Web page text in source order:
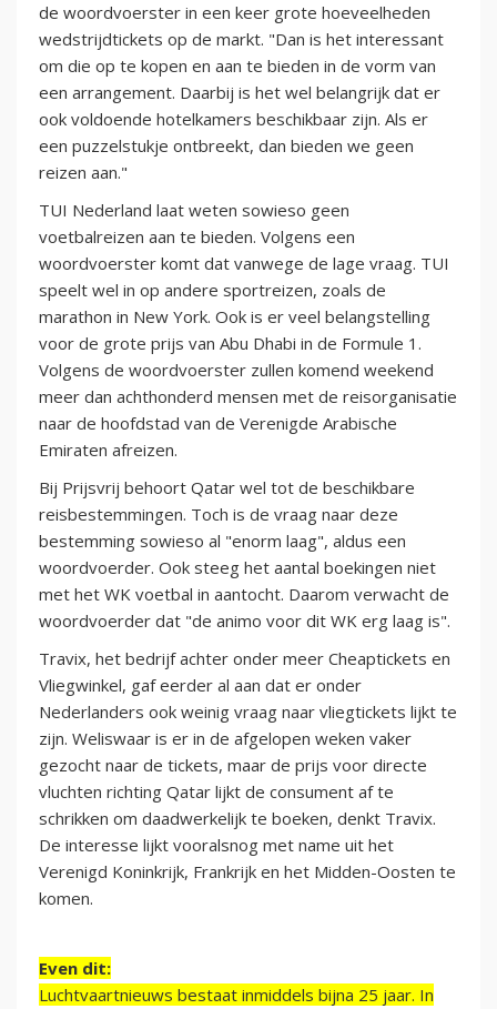
de woordvoerster in een keer grote hoeveelheden
wedstrijdtickets op de markt. "Dan is het interessant
om die op te kopen en aan te bieden in de vorm van
een arrangement. Daarbij is het wel belangrijk dat er
ook voldoende hotelkamers beschikbaar zijn. Als er
een puzzelstukje ontbreekt, dan bieden we geen
reizen aan."
TUI Nederland laat weten sowieso geen
voetbalreizen aan te bieden. Volgens een
woordvoerster komt dat vanwege de lage vraag. TUI
speelt wel in op andere sportreizen, zoals de
marathon in New York. Ook is er veel belangstelling
voor de grote prijs van Abu Dhabi in de Formule 1.
Volgens de woordvoerster zullen komend weekend
meer dan achthonderd mensen met de reisorganisatie
naar de hoofdstad van de Verenigde Arabische
Emiraten afreizen.
Bij Prijsvrij behoort Qatar wel tot de beschikbare
reisbestemmingen. Toch is de vraag naar deze
bestemming sowieso al "enorm laag", aldus een
woordvoerder. Ook steeg het aantal boekingen niet
met het WK voetbal in aantocht. Daarom verwacht de
woordvoerder dat "de animo voor dit WK erg laag is".
Travix, het bedrijf achter onder meer Cheaptickets en
Vliegwinkel, gaf eerder al aan dat er onder
Nederlanders ook weinig vraag naar vliegtickets lijkt te
zijn. Weliswaar is er in de afgelopen weken vaker
gezocht naar de tickets, maar de prijs voor directe
vluchten richting Qatar lijkt de consument af te
schrikken om daadwerkelijk te boeken, denkt Travix.
De interesse lijkt vooralsnog met name uit het
Verenigd Koninkrijk, Frankrijk en het Midden-Oosten te
komen.
Even dit:
Luchtvaartnieuws bestaat inmiddels bijna 25 jaar. In